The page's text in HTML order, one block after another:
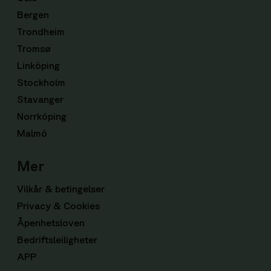
Bergen
Trondheim
Tromsø
Linköping
Stockholm
Stavanger
Norrköping
Malmö
Mer
Vilkår & betingelser
Privacy & Cookies
Åpenhetsloven
Bedriftsleiligheter
APP